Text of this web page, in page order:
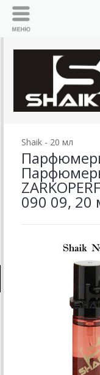
Shaik - 20 мл
090 09, 20